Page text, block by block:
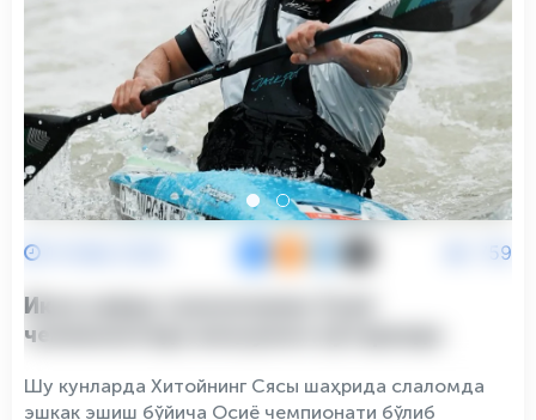
759
Икки нафар слаломчимиз Осиё
чемпионатида шоҳсупага кўтарилди
Шу кунларда Хитойнинг Сясы шаҳрида слаломда
эшкак эшиш бўйича Осиё чемпионати бўлиб